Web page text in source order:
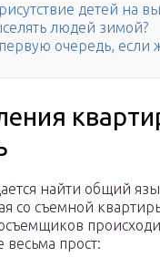
детей на
людей зимой?
очередь, если
найти общий
со съемной
весьма прост: